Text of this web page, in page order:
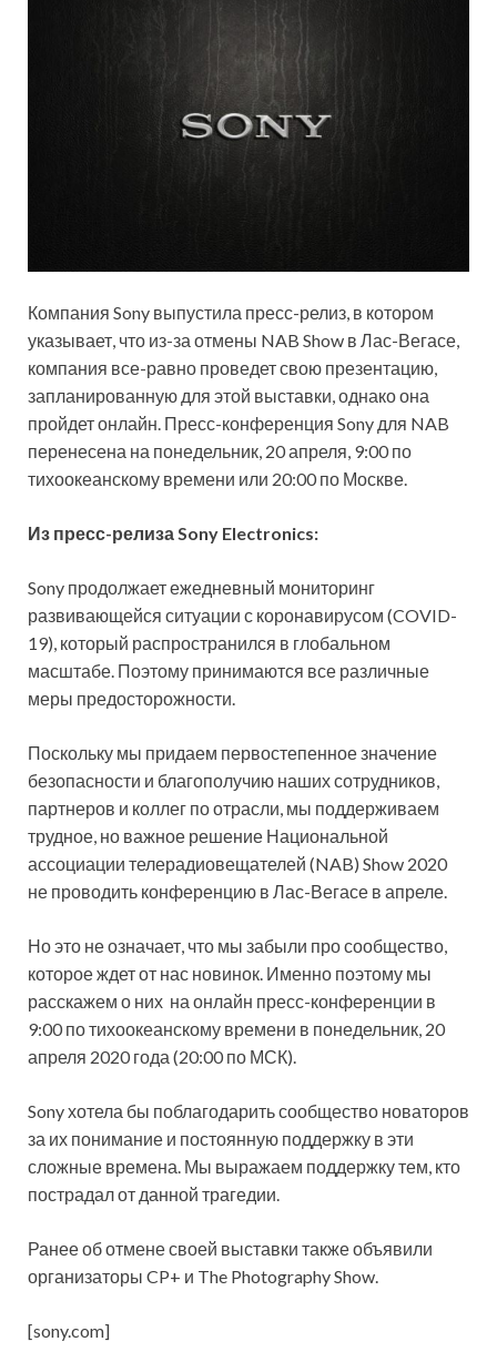
Компания Sony выпустила пресс-релиз, в котором
указывает, что из-за отмены NAB Show в Лас-Вегасе,
компания все-равно проведет свою презентацию,
запланированную для этой выставки, однако она
пройдет онлайн. Пресс-конференция Sony для NAB
перенесена на понедельник, 20 апреля, 9:00 по
тихоокеанскому времени или 20:00 по Москве.
Из пресс-релиза Sony Electronics:
Sony продолжает ежедневный мониторинг
развивающейся ситуации с коронавирусом (COVID-
19), который распространился в глобальном
масштабе. Поэтому принимаются все различные
меры предосторожности.
Поскольку мы придаем первостепенное значение
безопасности и благополучию наших сотрудников,
партнеров и коллег по отрасли, мы поддерживаем
трудное, но важное решение Национальной
ассоциации телерадиовещателей (NAB) Show 2020
не проводить конференцию в Лас-Вегасе в апреле.
Но это не означает, что мы забыли про сообщество,
которое ждет от нас новинок. Именно поэтому мы
расскажем о них на онлайн пресс-конференции в
9:00 по тихоокеанскому времени в понедельник, 20
апреля 2020 года (20:00 по МСК).
Sony хотела бы поблагодарить сообщество новаторов
за их понимание и постоянную поддержку в эти
сложные времена. Мы выражаем поддержку тем, кто
пострадал от данной трагедии.
Ранее об отмене своей выставки также объявили
организаторы CP+ и The Photography Show.
[sony.com]